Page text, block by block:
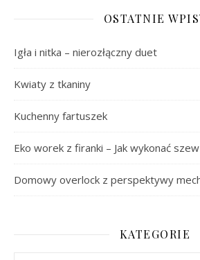
OSTATNIE
Igła i nitka – nierozłączny duet
Kwiaty z tkaniny
Kuchenny fartuszek
Eko worek z firanki – Jak wykonać
Domowy overlock z perspektywy
KATEGORIE